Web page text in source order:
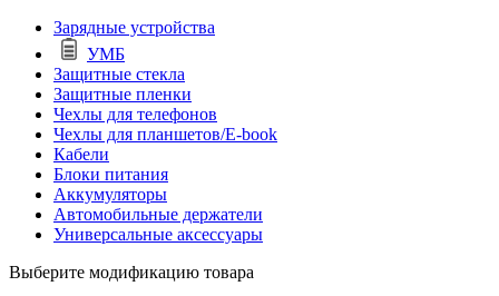
Зарядные устройства
УМБ
Защитные стекла
Защитные пленки
Чехлы для телефонов
Чехлы для планшетов/E-book
Кабели
Блоки питания
Аккумуляторы
Автомобильные держатели
Универсальные аксессуары
Выберите модификацию товара